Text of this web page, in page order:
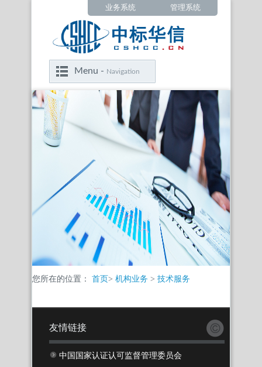
管理系统
业务系统
Menu - Navigation
您所在的位置： 首页> 机构业务 > 技术服务
友情链接
中国国家认证认可监督管理委员会